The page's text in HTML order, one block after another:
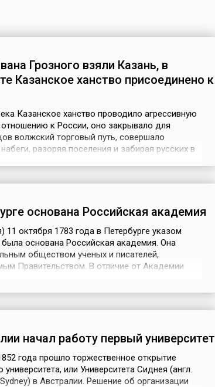
Грозного взяли Казань, в
Казанское ханство присоединено к
Казанское ханство проводило агрессивную
отношению к России, оно закрывало для
волжский торговый путь, совершало
разоряя поселения и забирая русских в
усилились. Но два похода 1550-х годов
...
основана Российская академия
11 октября 1783 года в Петербурге указом
была основана Российская академия. Она
обществом ученых и писателей,
Правительством. В отличие от Академии
Глав...
начал работу первый университет
года прошло торжественное открытие
университета, или Университета Сиднея (англ.
в Австралии. Решение об организации